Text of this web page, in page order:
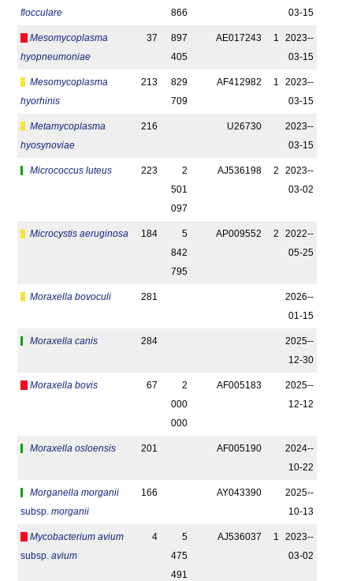
flocculare
866
03-15
Mesomycoplasma
hyopneumoniae
37
897
405
AE017243 1
2023-­
03-15
Mesomycoplasma
hyorhinis
213
829
709
AF412982 1
2023-­
03-15
Metamycoplasma
hyosynoviae
216 U26730
2023-­
03-15
Micrococcus luteus 223
2
501
097
AJ536198 2
2023-­
03-02
Microcystis aeruginosa 184
5
842
795
AP009552 2
2022-­
05-25
Moraxella bovoculi 281
2026-­
01-15
Moraxella canis 284
2025-­
12-30
Moraxella bovis 67
2
000
000
AF005183
2025-­
12-12
Moraxella osloensis 201 AF005190
2024-­
10-22
Morganella morganii
subsp. morganii
166 AY043390
2025-­
10-13
Mycobacterium avium
subsp. avium
4
5
475
491
AJ536037 1
2023-­
03-02